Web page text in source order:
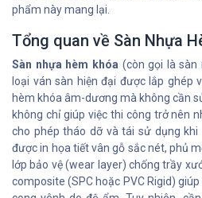
phẩm này mang lại.
Tổng quan về Sàn Nhựa
Sàn nhựa hèm khóa (còn gọi là sàn
loại ván sàn hiện đại được lắp ghép
hèm khóa âm-dương mà không cần
không chỉ giúp việc thi công trở nên
cho phép tháo dỡ và tái sử dụng
được in họa tiết vân gỗ sắc nét, phủ
lớp bảo vệ (wear layer) chống trầy
composite (SPC hoặc PVC Rigid)